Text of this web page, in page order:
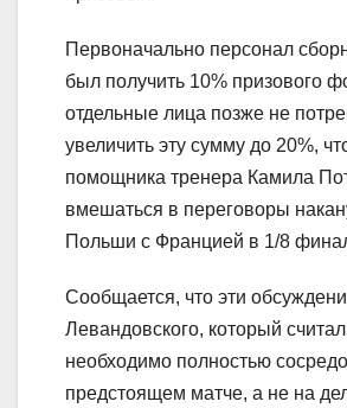
Первоначально персонал
был получить 10% призового
отдельные лица позже не
увеличить эту сумму до 20%,
помощника тренера Камила
вмешаться в переговоры
Польши с Францией в 1/8
Сообщается, что эти
Левандовского, который
необходимо полностью
предстоящем матче, а не на